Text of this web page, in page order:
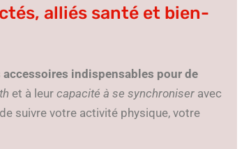
alliés santé et bien-
accessoires indispensables pour de
et à leur capacité à se synchroniser avec
suivre votre activité physique, votre